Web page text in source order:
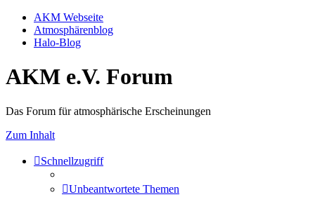
AKM Webseite
Atmosphärenblog
Halo-Blog
AKM e.V. Forum
Das Forum für atmosphärische Erscheinungen
Zum Inhalt
Schnellzugriff
Unbeantwortete Themen